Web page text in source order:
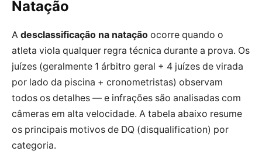
Natação
A desclassificação na natação ocorre quando o
atleta viola qualquer regra técnica durante a prova. Os
juízes (geralmente 1 árbitro geral + 4 juízes de virada
por lado da piscina + cronometristas) observam
todos os detalhes — e infrações são analisadas com
câmeras em alta velocidade. A tabela abaixo resume
os principais motivos de DQ (disqualification) por
categoria.